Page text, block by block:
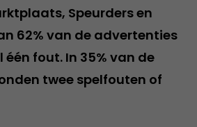
Speurders en
62% van de advertenties
fout. In 35% van de
twee spelfouten of